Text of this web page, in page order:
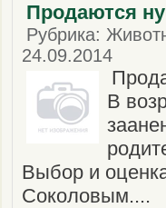
Продаются
Рубрика:
24.09.2014
В
Выбор и
Соколовым....